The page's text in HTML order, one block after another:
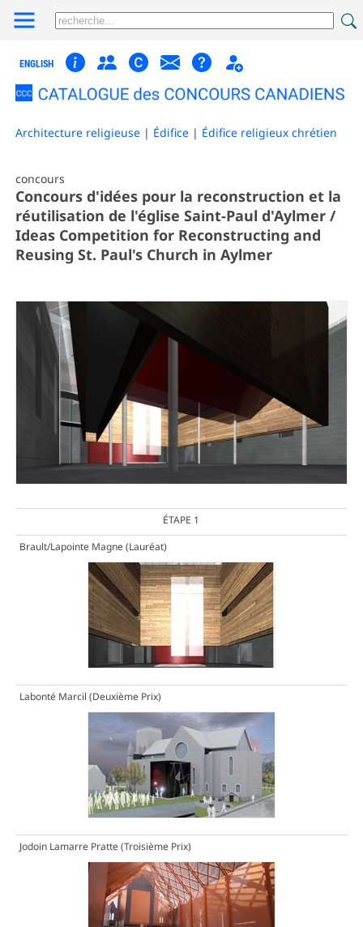
ENGLISH
Architecture religieuse | Édifice | Édifice religieux chrétien
concours
Concours d'idées pour la reconstruction et la
réutilisation de l'église Saint-Paul d'Aylmer /
Ideas Competition for Reconstructing and
Reusing St. Paul's Church in Aylmer
ÉTAPE 1
Brault/Lapointe Magne(Lauréat)
Labonté Marcil (Deuxième Prix)
Jodoin Lamarre Pratte(Troisième Prix)